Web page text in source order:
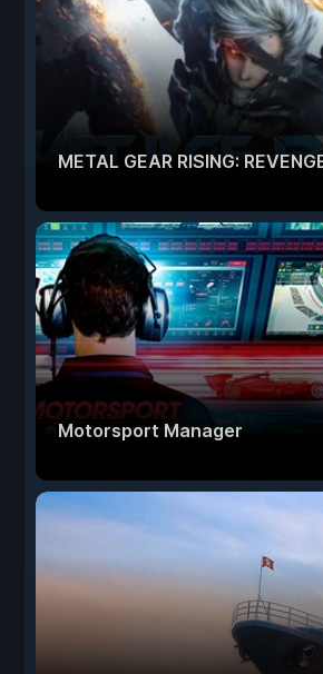
METAL GEAR RISING:
Motorsport Manager